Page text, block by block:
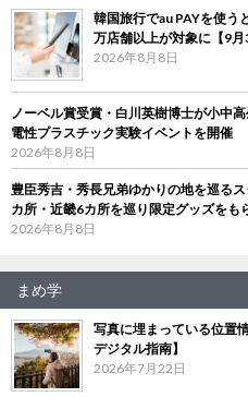
韓国旅行でau PAYを使
万店舗以上が対象に【9月
2026年8月8日
ノーベル賞受賞・白川英樹博士が小中
電性プラスチック実験イベントを開催
2026年8月8日
豊臣秀吉・秀長兄弟ゆかりの地を巡る
カ所・近畿6カ所を巡り限定グッズをも
2026年8月8日
まめ学
写真に埋まっている位置
デジタル指南】
2026年7月22日